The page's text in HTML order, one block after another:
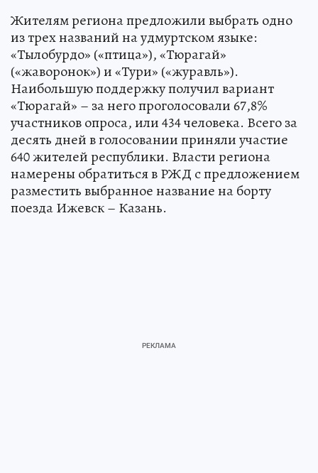
Жителям региона предложили выбрать одно
из трех названий на удмуртском языке:
«Тылобурдо» («птица»), «Тюрагай»
(«жаворонок») и «Тури» («журавль»).
Наибольшую поддержку получил вариант
«Тюрагай» – за него проголосовали 67,8%
участников опроса, или 434 человека. Всего за
десять дней в голосовании приняли участие
640 жителей республики. Власти региона
намерены обратиться в РЖД с предложением
разместить выбранное название на борту
поезда Ижевск – Казань.